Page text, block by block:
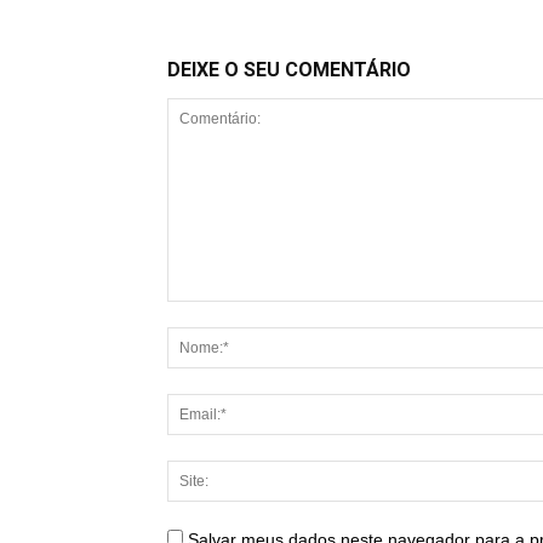
DEIXE O SEU COMENTÁRIO